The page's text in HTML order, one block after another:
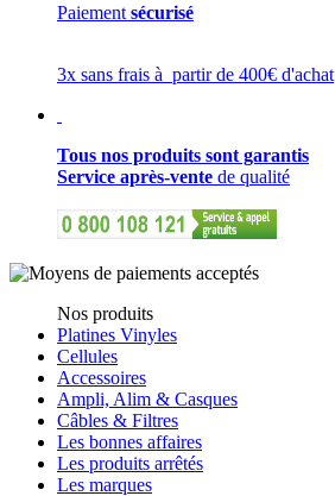
Paiement sécurisé
3x sans frais à partir de 400€ d'achat
Tous nos produits sont garantis
Service après-vente de qualité
Nos produits
Platines Vinyles
Cellules
Accessoires
Ampli, Alim & Casques
Câbles & Filtres
Les bonnes affaires
Les produits arrêtés
Les marques